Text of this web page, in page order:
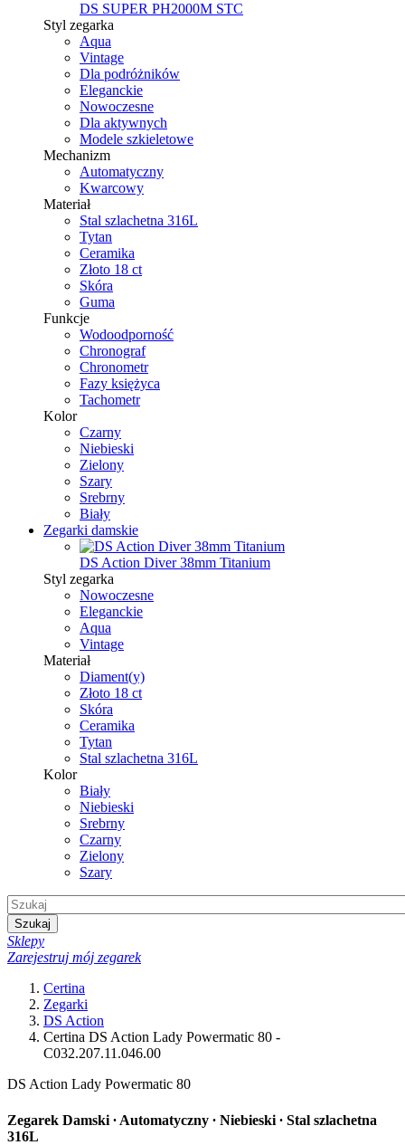
DS SUPER PH2000M STC
Styl zegarka
Aqua
Vintage
Dla podróżników
Eleganckie
Nowoczesne
Dla aktywnych
Modele szkieletowe
Mechanizm
Automatyczny
Kwarcowy
Materiał
Stal szlachetna 316L
Tytan
Ceramika
Złoto 18 ct
Skóra
Guma
Funkcje
Wodoodporność
Chronograf
Chronometr
Fazy księżyca
Tachometr
Kolor
Czarny
Niebieski
Zielony
Szary
Srebrny
Biały
Zegarki damskie
DS Action Diver 38mm Titanium
Styl zegarka
Nowoczesne
Eleganckie
Aqua
Vintage
Materiał
Diament(y)
Złoto 18 ct
Skóra
Ceramika
Tytan
Stal szlachetna 316L
Kolor
Biały
Niebieski
Srebrny
Czarny
Zielony
Szary
Szukaj
Sklepy
Zarejestruj mój zegarek
Certina
Zegarki
DS Action
Certina DS Action Lady Powermatic 80 -
C032.207.11.046.00
DS Action Lady Powermatic 80
Zegarek Damski ∙ Automatyczny ∙ Niebieski ∙ Stal szlachetna
316L